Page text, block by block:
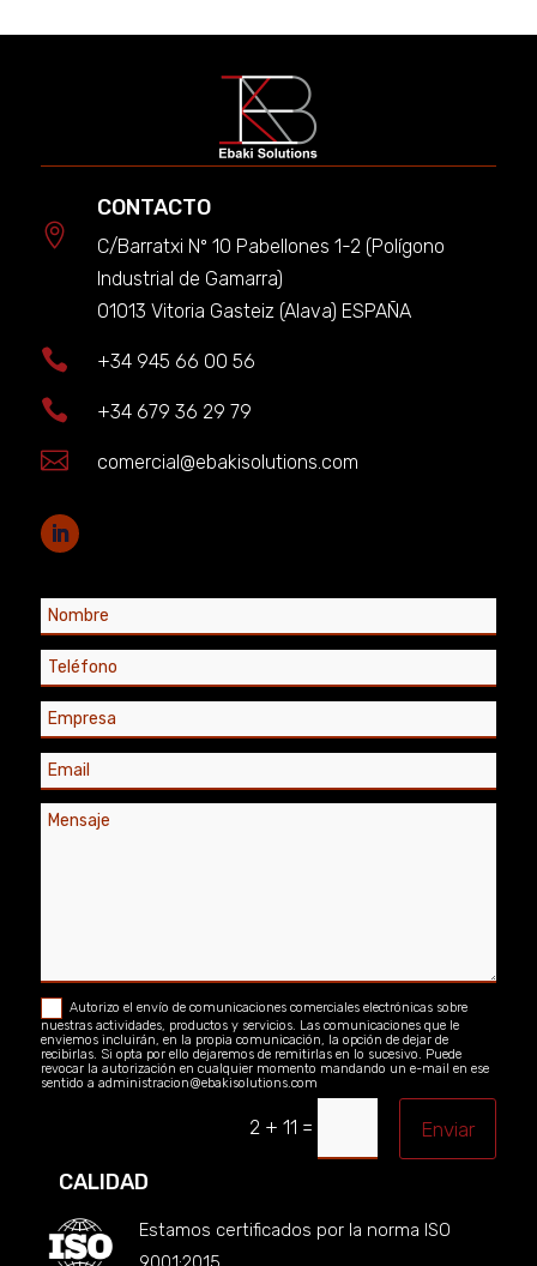

CONTACTO
C/Barratxi Nº 10 Pabellones 1-2 (Polígono
Industrial de Gamarra)
01013 Vitoria Gasteiz (Alava) ESPAÑA
 +34 945 66 00 56
 +34 679 36 29 79
 comercial@ebakisolutions.com
Autorizo el envío de comunicaciones comerciales electrónicas sobre
nuestras actividades, productos y servicios. Las comunicaciones que le
enviemos incluirán, en la propia comunicación, la opción de dejar de
recibirlas. Si opta por ello dejaremos de remitirlas en lo sucesivo. Puede
revocar la autorización en cualquier momento mandando un e-mail en ese
sentido a administracion@ebakisolutions.com
2 + 11 = Enviar
CALIDAD
Estamos certificados por la norma ISO